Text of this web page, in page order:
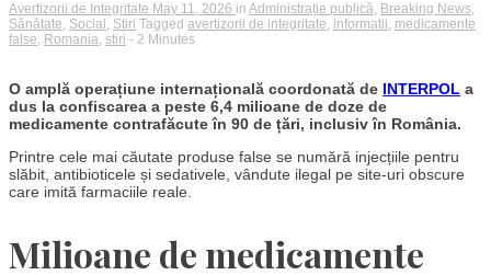
Avertizorii de Integritate May 11, 2026 in Administrație publică, Breaking News,
Sănătate, Social , Stiri Tagged avertizorii de integritate, informatii, medicamente
false, Romania, stiri - 2 Minutes
O amplă operațiune internațională coordonată de INTERPOL a
dus la confiscarea a peste 6,4 milioane de doze de
medicamente contrafăcute în 90 de țări, inclusiv în România.
Printre cele mai căutate produse false se numără injecțiile pentru
slăbit, antibioticele și sedativele, vândute ilegal pe site-uri obscure
care imită farmaciile reale.
Milioane de medicamente